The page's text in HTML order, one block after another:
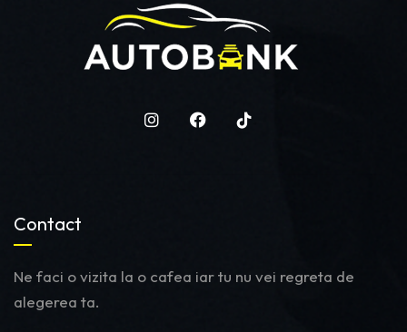
Contact
Ne faci o vizita la o cafea iar tu nu vei regreta de
alegerea ta.